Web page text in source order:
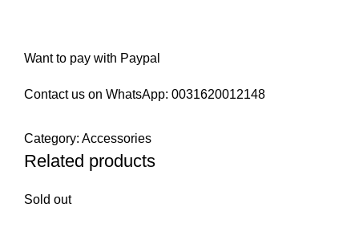
Want to pay with Paypal
Contact us on WhatsApp: 0031620012148
Category: Accessories
Related products
Sold out